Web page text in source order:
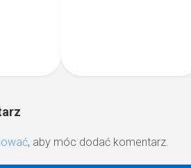
, aby móc dodać komentarz.